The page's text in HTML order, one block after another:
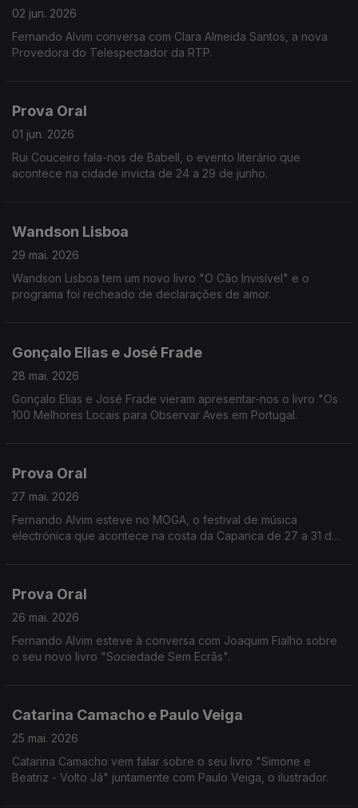
02 jun. 2026
Fernando Alvim conversa com Clara Almeida Santos, a nova
Provedora do Telespectador da RTP.
Prova Oral
01 jun. 2026
Rui Couceiro fala-nos de Babell, o evento literário que
acontece na cidade invicta de 24 a 29 de junho.
Wandson Lisboa
29 mai. 2026
Wandson Lisboa tem um novo livro "O Cão Invisível" e o
programa foi recheado de declarações de amor.
Gonçalo Elias e José Frade
28 mai. 2026
Gonçalo Elias e José Frade vieram apresentar-nos o livro "Os
100 Melhores Locais para Observar Aves em Portugal.
Prova Oral
27 mai. 2026
Fernando Alvim esteve no MOGA, o festival de música
electrónica que acontece na costa da Caparica de 27 a 31 de
Prova Oral
26 mai. 2026
Fernando Alvim esteve à conversa com Joaquim Fialho sobre
o seu novo livro "Sociedade Sem Ecrãs".
Catarina Camacho e Paulo Veiga
25 mai. 2026
Catarina Camacho vem falar sobre o seu livro "Simone e
Beatriz - Volto Já" juntamente com Paulo Veiga, o ilustrador.